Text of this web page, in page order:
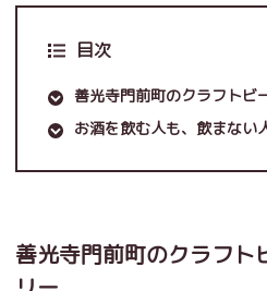
目次
善光寺門前町のクラフトビ
お酒を飲む人も、飲まない
善光寺門前町のクラフト